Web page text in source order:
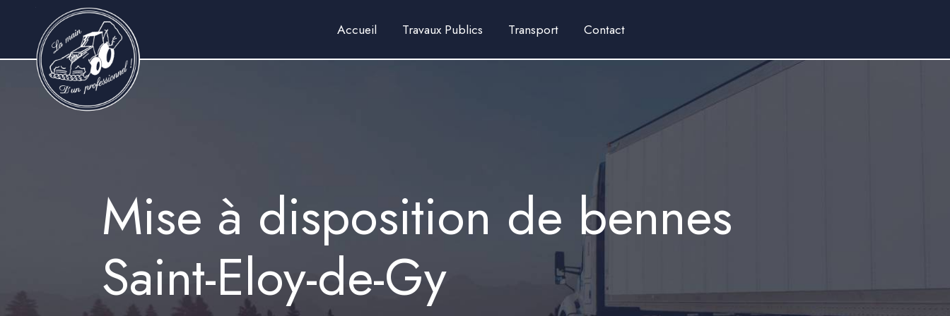
Accueil Travaux Publics Transport Contact
Mise à disposition de bennes
Saint-Eloy-de-Gy
Panneau de gestion des cookies